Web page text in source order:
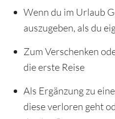
Wenn du im Urlaub
auszugeben, als du
Zum Verschenken
die erste Reise
Als Ergänzung zu
diese verloren geht